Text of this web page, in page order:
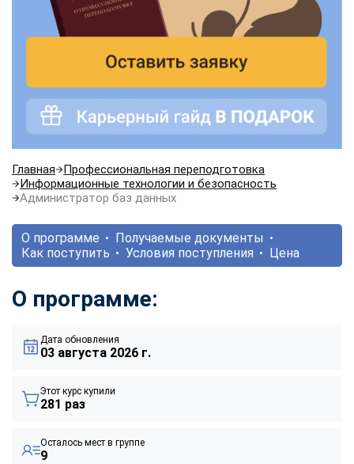
Главная
Профессиональная переподготовка
Информационные технологии и безопасность
Администратор баз данных
О программе
Получаемые документы
Как поступить
Условия поступления Цена
О программе:
Дата обновления
03 августа 2026 г.
Этот курс купили
281 раз
Осталось мест в группе
9